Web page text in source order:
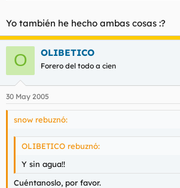
Yo también he hecho ambas cosas :?
O OLIBETICO
Forero del todo a cien
30 May 2005
snow rebuznó:
OLIBETICO rebuznó:
Y sin agua!!
Cuéntanoslo, por favor.